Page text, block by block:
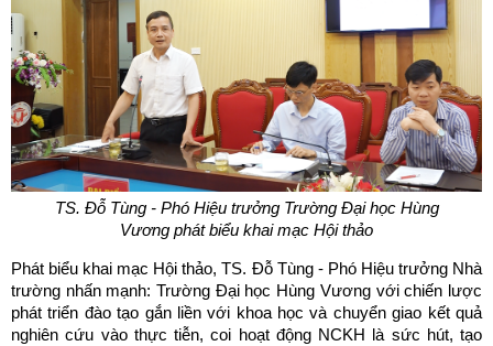
TS. Đỗ Tùng - Phó Hiệu trưởng Trường Đại học Hùng
Vương phát biểu khai mạc Hội thảo
Phát biểu khai mạc Hội thảo, TS. Đỗ Tùng - Phó Hiệu trưởng Nhà
trường nhấn mạnh: Trường Đại học Hùng Vương với chiến lược
phát triển đào tạo gắn liền với khoa học và chuyển giao kết quả
nghiên cứu vào thực tiễn, coi hoạt động NCKH là sức hút, tạo